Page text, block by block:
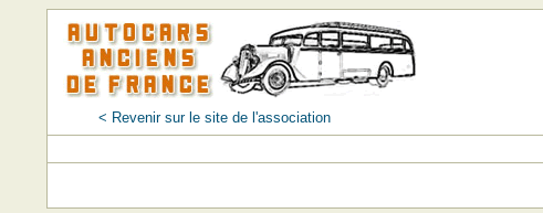
< Revenir sur le site de l'association